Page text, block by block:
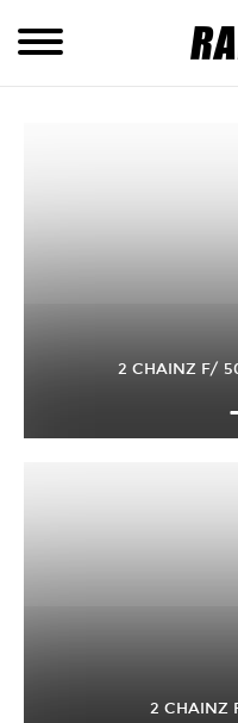
2 CHAINZ F/
2 CHAINZ